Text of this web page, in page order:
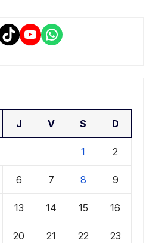
TikTokYouTube
WhatsApp
J V S D
1 2
6 7 8 9
13 14 15 16
20 21 22 23